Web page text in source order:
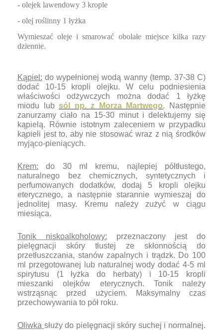
- olejek lawendowy 3 krople
- olej roślinny 1 łyżka
Wymieszać oleje i smarować obolałe miejsce kilka razy
dziennie.
Kąpiel: do wypełnionej wodą wanny (temp. 37-38 C)
dodać 10-15 kropli olejku. W celu podniesienia
właściwości odżywczych można dodać 1 łyżkę
miodu lubsól np. z Morza Martwego. Następnie
zanurzamy ciało na 15-30 minut i delektujemy się
kąpielą. Równie istotnym zaleceniem w przypadku
kąpieli jest to, aby nie stosować wraz z nią środków
myjąco-pieniących.
Krem: do 30 ml kremu, najlepiej półtłustego,
naturalnego bez chemicznych, syntetycznych i
perfumowanych dodatków, dodaj 5 kropli olejku
eterycznego, a następnie starannie wymieszaj do
jednolitej masy. Kremu należy zużyć w ciągu
miesiąca.
Tonik niskoalkoholowy: przeznaczony jest do
pielęgnacji skóry tłustej ze skłonnością do
przetłuszczania, stanów zapalnych i trądzk. Do 100
ml przegotowanej lub naturalnej wody dodać 4-5 ml
spirytusu (1 łyżka do herbaty) i 10-15 kropli
mieszanki olejków eterycznych. Tonik należy
wstrząsnąc przed użyciem. Maksymalny czas
przechowywania to pół roku.
Oliwka służy do pielęgnacji skóry suchej i normalnej.